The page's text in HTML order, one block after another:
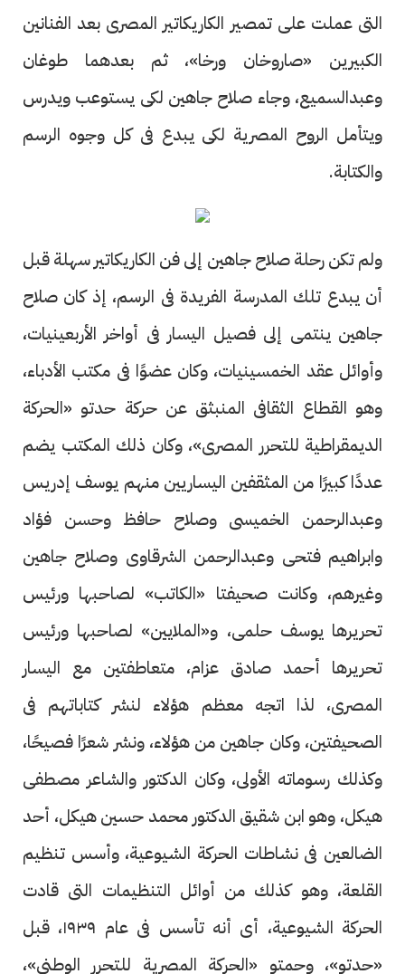
التى عملت على تمصير الكاريكاتير المصرى بعد الفنانين
الكبيرين «صاروخان ورخا»، ثم بعدهما طوغان
وعبدالسميع، وجاء صلاح جاهين لكى يستوعب ويدرس
ويتأمل الروح المصرية لكى يبدع فى كل وجوه الرسم
والكتابة.
ولم تكن رحلة صلاح جاهين إلى فن الكاريكاتير سهلة قبل
أن يبدع تلك المدرسة الفريدة فى الرسم، إذ كان صلاح
جاهين ينتمى إلى فصيل اليسار فى أواخر الأربعينيات،
وأوائل عقد الخمسينيات، وكان عضوًا فى مكتب الأدباء،
وهو القطاع الثقافى المنبثق عن حركة حدتو «الحركة
الديمقراطية للتحرر المصرى»، وكان ذلك المكتب يضم
عددًا كبيرًا من المثقفين اليساريين منهم يوسف إدريس
وعبدالرحمن الخميسى وصلاح حافظ وحسن فؤاد
وابراهيم فتحى وعبدالرحمن الشرقاوى وصلاح جاهين
وغيرهم، وكانت صحيفتا «الكاتب» لصاحبها ورئيس
تحريرها يوسف حلمى، و«الملايين» لصاحبها ورئيس
تحريرها أحمد صادق عزام، متعاطفتين مع اليسار
المصرى، لذا اتجه معظم هؤلاء لنشر كتاباتهم فى
الصحيفتين، وكان جاهين من هؤلاء، ونشر شعرًا فصيحًا،
وكذلك رسوماته الأولى، وكان الدكتور والشاعر مصطفى
هيكل، وهو ابن شقيق الدكتور محمد حسين هيكل، أحد
الضالعين فى نشاطات الحركة الشيوعية، وأسس تنظيم
القلعة، وهو كذلك من أوائل التنظيمات التى قادت
الحركة الشيوعية، أى أنه تأسس فى عام ١٩٣٩، قبل
«حدتو»، وحمتو «الحركة المصرية للتحرر الوطنى»،